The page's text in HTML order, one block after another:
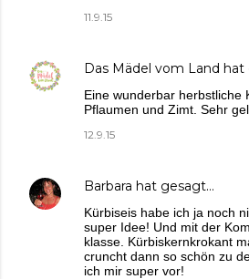
11.9.15
Das Mädel vom Land hat
Eine wunderbar herbstliche
Pflaumen und Zimt. Sehr
12.9.15
Barbara hat gesagt…
Kürbiseis habe ich ja noch
super Idee! Und mit der
klasse. Kürbiskernkrokant
cruncht dann so schön zu
ich mir super vor!